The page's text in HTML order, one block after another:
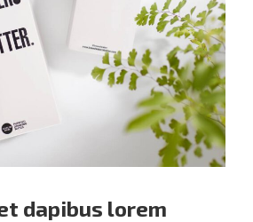
dapibus lorem